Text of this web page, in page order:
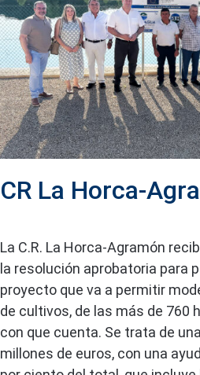
CR La Horca-
La C.R. La Horca-Agramón
la resolución aprobatoria para
proyecto que va a permitir
de cultivos, de las más de 760
con que cuenta. Se trata de
millones de euros, con una